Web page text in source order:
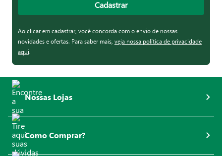
Cadastrar
Ao clicar em cadastrar, você concorda com o envio de nossas
novidades e ofertas. Para saber mais, veja nossa política de privacidade
aqui.
Nossas Lojas
Como Comprar?